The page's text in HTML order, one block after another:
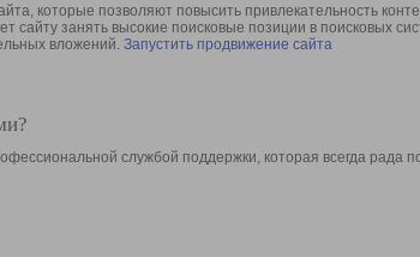
которые позволяют повысить привлекательность
сайту занять высокие поисковые позиции в поисковых
вложений. Запустить продвижение сайта
службой поддержки, которая всегда